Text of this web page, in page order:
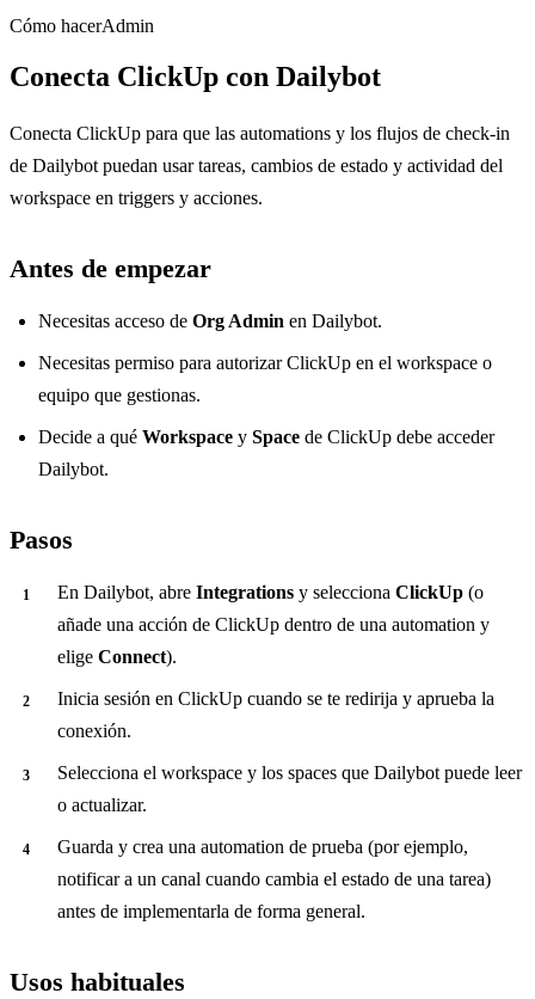
Cómo hacerAdmin
Conecta ClickUp con Dailybot
Conecta ClickUp para que las automations y los flujos de check-in
de Dailybot puedan usar tareas, cambios de estado y actividad del
workspace en triggers y acciones.
Antes de empezar
Necesitas acceso de Org Admin en Dailybot.
Necesitas permiso para autorizar ClickUp en el workspace o
equipo que gestionas.
Decide a qué Workspace y Space de ClickUp debe acceder
Dailybot.
Pasos
En Dailybot, abre Integrations y selecciona ClickUp (o
añade una acción de ClickUp dentro de una automation y
elige Connect).
Inicia sesión en ClickUp cuando se te redirija y aprueba la
conexión.
Selecciona el workspace y los spaces que Dailybot puede leer
o actualizar.
Guarda y crea una automation de prueba (por ejemplo,
notificar a un canal cuando cambia el estado de una tarea)
antes de implementarla de forma general.
Usos habituales